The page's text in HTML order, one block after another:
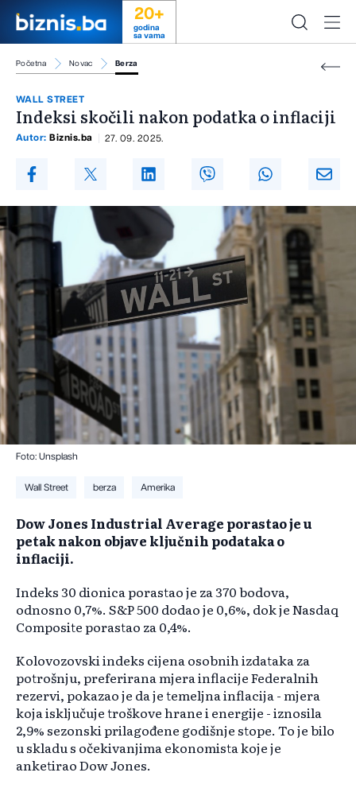
20+
godina
sa vama
Početna Novac Berza
WALL STREET
Indeksi skočili nakon podatka o inflaciji
Autor: Biznis.ba 27. 09. 2025.
Foto: Unsplash
Wall Street berza Amerika
Dow Jones Industrial Average porastao je u
petak nakon objave ključnih podataka o
inflaciji.
Indeks 30 dionica porastao je za 370 bodova,
odnosno 0,7%. S&P 500 dodao je 0,6%, dok je Nasdaq
Composite porastao za 0,4%.
Kolovozovski indeks cijena osobnih izdataka za
potrošnju, preferirana mjera inflacije Federalnih
rezervi, pokazao je da je temeljna inflacija - mjera
koja isključuje troškove hrane i energije - iznosila
2,9% sezonski prilagođene godišnje stope. To je bilo
u skladu s očekivanjima ekonomista koje je
anketirao Dow Jones.